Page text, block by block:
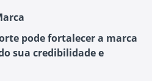
pode fortalecer a marca
sua credibilidade e